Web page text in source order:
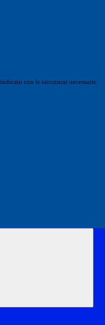
con le istruzioni necessarie.